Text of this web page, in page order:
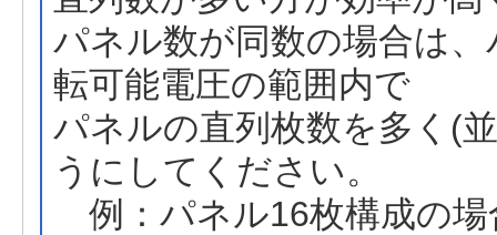
パネル数が同数の場合は
転可能電圧の範囲内で
パネルの直列枚数を多く(
うにしてください。
例：パネル16枚構成の